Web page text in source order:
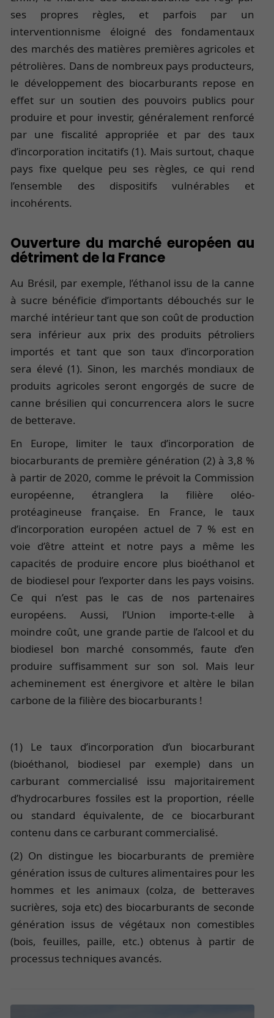
ses propres règles, et parfois par un
interventionnisme éloigné des fondamentaux
des marchés des matières premières agricoles et
pétrolières. Dans de nombreux pays producteurs,
le développement des biocarburants repose en
effet sur un soutien des pouvoirs publics pour
produire et pour investir, généralement renforcé
par une fiscalité appropriée et par des taux
d’incorporation incitatifs (1). Mais surtout, chaque
pays fixe quelque peu ses règles, ce qui rend
l’ensemble des dispositifs vulnérables et
incohérents.
Ouverture du marché européen au
détriment de la France
Au Brésil, par exemple, l’éthanol issu de la canne
à sucre bénéficie d’importants débouchés sur le
marché intérieur tant que son coût de production
sera inférieur aux prix des produits pétroliers
importés et tant que son taux d’incorporation
sera élevé (1). Sinon, les marchés mondiaux de
produits agricoles seront engorgés de sucre de
canne brésilien qui concurrencera alors le sucre
de betterave.
En Europe, limiter le taux d’incorporation de
biocarburants de première génération (2) à 3,8 %
à partir de 2020, comme le prévoit la Commission
européenne, étranglera la filière oléo-
protéagineuse française. En France, le taux
d’incorporation européen actuel de 7 % est en
voie d’être atteint et notre pays a même les
capacités de produire encore plus bioéthanol et
de biodiesel pour l’exporter dans les pays voisins.
Ce qui n’est pas le cas de nos partenaires
européens. Aussi, l’Union importe-t-elle à
moindre coût, une grande partie de l’alcool et du
biodiesel bon marché consommés, faute d’en
produire suffisamment sur son sol. Mais leur
acheminement est énergivore et altère le bilan
carbone de la filière des biocarburants !
(1) Le taux d’incorporation d’un biocarburant
(bioéthanol, biodiesel par exemple) dans un
carburant commercialisé issu majoritairement
d’hydrocarbures fossiles est la proportion, réelle
ou standard équivalente, de ce biocarburant
contenu dans ce carburant commercialisé.
(2) On distingue les biocarburants de première
génération issus de cultures alimentaires pour les
hommes et les animaux (colza, de betteraves
sucrières, soja etc) des biocarburants de seconde
génération issus de végétaux non comestibles
(bois, feuilles, paille, etc.) obtenus à partir de
processus techniques avancés.